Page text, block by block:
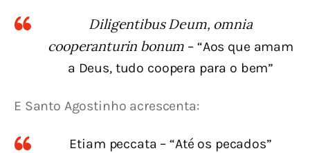
Diligentibus Deum, omnia
cooperanturin bonum – “Aos que amam
a Deus, tudo coopera para o bem”
E Santo Agostinho acrescenta:
Etiam peccata – “Até os pecados”